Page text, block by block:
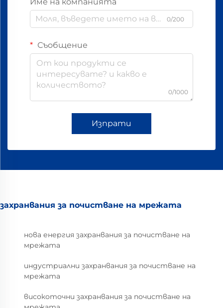
0/200
Съобщение
0/1000
Изпрати
захранвания за почистване на мрежата
нова енергия захранвания за почистване на
мрежата
индустриални захранвания за почистване на
мрежата
високоточни захранвания за почистване на